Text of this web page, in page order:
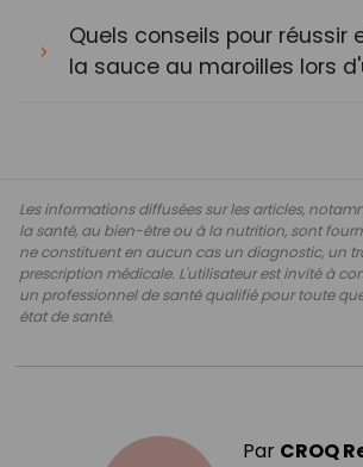
Quels conseils pour réussir
la sauce au maroilles lors
Les informations diffusées sur les articles,
la santé, au bien-être ou à la nutrition, sont
ne constituent en aucun cas un diagnostic, un
prescription médicale. L'utilisateur est invité à
un professionnel de santé qualifié pour toute
état de santé.
Par CROQ